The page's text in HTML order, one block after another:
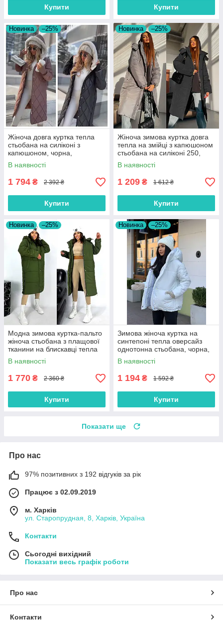
Купити Купити
Новинка –25%
Жіноча довга куртка тепла
стьобана на силіконі з
капюшоном, чорна,
коричнева
В наявності
1 794 ₴ 2 392 ₴
Купити
Новинка –25%
Жіноча зимова куртка довга
тепла на змійці з капюшоном
стьобана на силіконі 250,
чорна, сіра
В наявності
1 209 ₴ 1 612 ₴
Купити
Новинка –25%
Модна зимова куртка-пальто
жіноча стьобана з плащової
тканини на блискавці тепла
на силіконі, хакі
В наявності
1 770 ₴ 2 360 ₴
Купити
Новинка –25%
Зимова жіноча куртка на
синтепоні тепла оверсайз
однотонна стьобана, чорна,
біла, розмір 42/46
В наявності
1 194 ₴ 1 592 ₴
Купити
Показати ще
Про нас
97% позитивних з 192 відгуків за рік
Працює з 02.09.2019
м. Харків
ул. Старопрудная, 8, Харків, Україна
Контакти
Сьогодні вихідний
Показати весь графік роботи
Про нас
Контакти